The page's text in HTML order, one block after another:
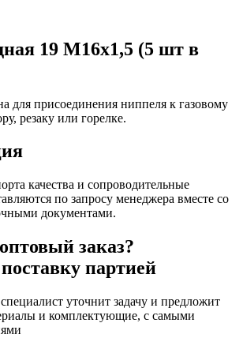
19 М16х1,5 (5 шт в
для присоединения ниппеля к газовому
резаку или горелке.
качества и сопроводительные
по запросу менеджера вместе со
документами.
заказ?
партией
уточнит задачу и предложит
и комплектующие, с самыми